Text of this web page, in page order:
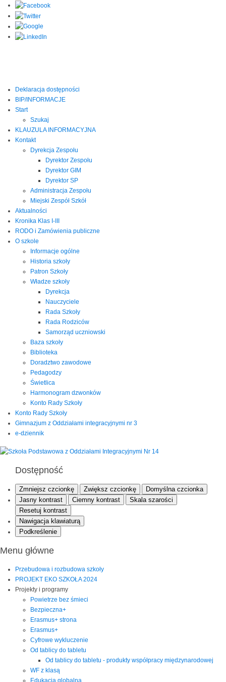
Deklaracja dostępności
BIP/INFORMACJE
Start
Szukaj
KLAUZULA INFORMACYJNA
Kontakt
Dyrekcja Zespołu
Dyrektor Zespołu
Dyrektor GIM
Dyrektor SP
Administracja Zespołu
Miejski Zespół Szkół
Aktualności
Kronika Klas I-III
RODO i Zamówienia publiczne
O szkole
Informacje ogólne
Historia szkoły
Patron Szkoły
Władze szkoły
Dyrekcja
Nauczyciele
Rada Szkoły
Rada Rodziców
Samorząd uczniowski
Baza szkoły
Biblioteka
Doradztwo zawodowe
Pedagodzy
Świetlica
Harmonogram dzwonków
Konto Rady Szkoły
Konto Rady Szkoły
Gimnazjum z Oddziałami integracyjnymi nr 3
e-dziennik
Dostępność
Zmniejsz czcionkę Zwiększ czcionkę
Domyślna czcionka
Jasny kontrast
Ciemny kontrast
Skala szarości
Resetuj kontrast
Nawigacja klawiaturą
Podkreślenie
Menu główne
Przebudowa i rozbudowa szkoły
PROJEKT EKO SZKOŁA 2024
Projekty i programy
Powietrze bez śmieci
Bezpieczna+
Erasmus+ strona
Erasmus+
Cyfrowe wykluczenie
Od tablicy do tabletu
Od tablicy do tabletu - produkty współpracy międzynarodowej
WF z klasą
Edukacja globalna